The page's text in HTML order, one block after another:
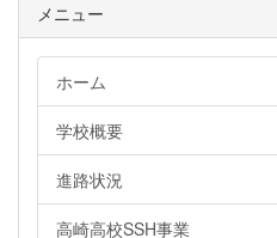
メニュー
ホーム
学校概要
進路状況
高崎高校SSH事業